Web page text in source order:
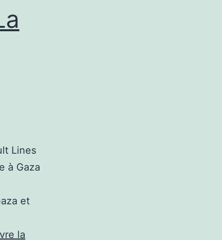
Lines
à Gaza
et
la